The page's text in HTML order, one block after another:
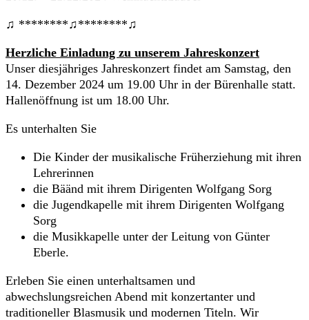
♫ ********♫********♫
Herzliche Einladung zu unserem Jahreskonzert
Unser diesjähriges Jahreskonzert findet am Samstag, den
14. Dezember 2024 um 19.00 Uhr in der Bürenhalle statt.
Hallenöffnung ist um 18.00 Uhr.
Es unterhalten Sie
Die Kinder der musikalische Früherziehung mit ihren
Lehrerinnen
die Bäänd mit ihrem Dirigenten Wolfgang Sorg
die Jugendkapelle mit ihrem Dirigenten Wolfgang
Sorg
die Musikkapelle unter der Leitung von Günter
Eberle.
Erleben Sie einen unterhaltsamen und
abwechslungsreichen Abend mit konzertanter und
traditioneller Blasmusik und modernen Titeln. Wir